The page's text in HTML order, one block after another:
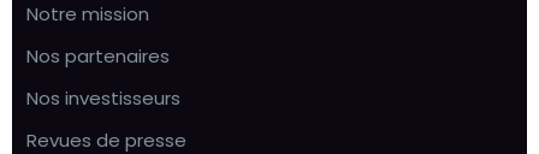
Notre mission
Nos partenaires
Nos investisseurs
Revues de presse